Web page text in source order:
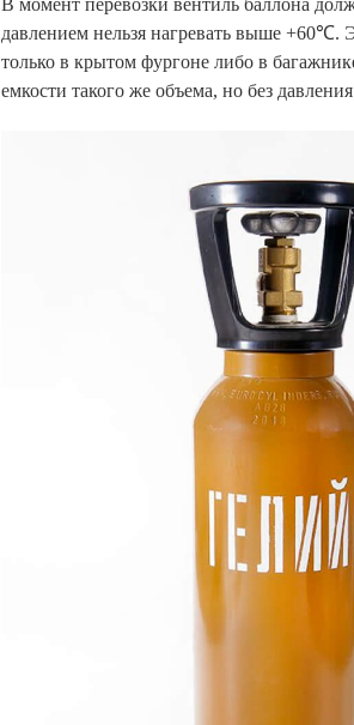
давлением нельзя нагревать выше +60℃.
только в крытом фургоне либо в
емкости такого же объема, но без